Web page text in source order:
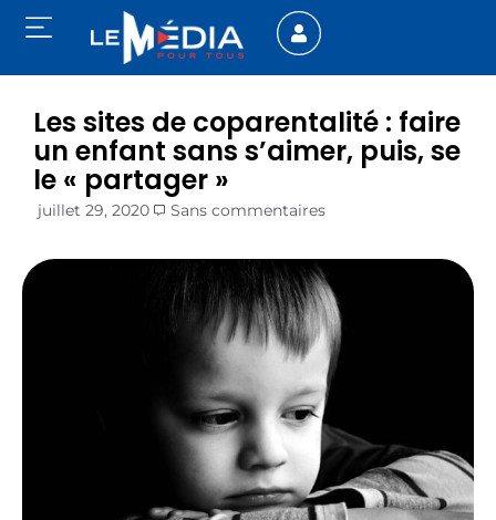
Les sites de coparentalité : faire
un enfant sans s’aimer, puis, se
le « partager »
juillet 29, 2020 Sans commentaires